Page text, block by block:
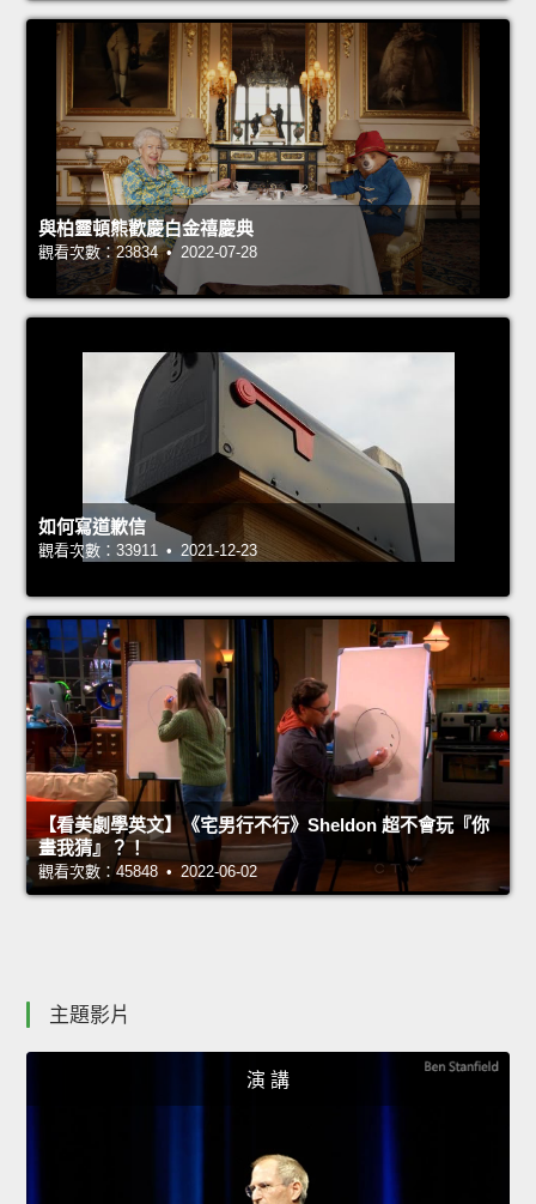
與柏靈頓熊歡慶白金禧慶典
觀看次數：23834 • 2022-07-28
如何寫道歉信
觀看次數：33911 • 2021-12-23
【看美劇學英文】《宅男行不行》Sheldon 超不會玩『你
畫我猜』？！
觀看次數：45848 • 2022-06-02
主題影片
演 講